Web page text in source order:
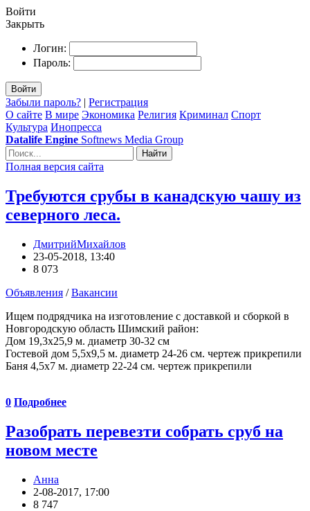
Войти
Закрыть
Логин:
Пароль:
Войти
Забыли пароль? | Регистрация
О сайте В мире Экономика Религия Криминал Спорт
Культура Инопресса
Datalife Engine Softnews Media Group
Найти
Полная версия сайта
Требуются срубы в канадскую чашу из
северного леса.
ДмитрийМихайлов
23-05-2018, 13:40
8 073
Объявления /Вакансии
Ищем подрядчика на изготовление с доставкой и сборкой в
Новгородскую область Шимский район:
Дом 19,3х25,9 м. диаметр 30-32 см
Гостевой дом 5,5х9,5 м. диаметр 24-26 см. чертеж прикрепили
Баня 4,5х7 м. диаметр 22-24 см. чертеж прикрепили
0 Подробнее
Разобрать перевезти собрать сруб на
новом месте
Анна
2-08-2017, 17:00
8 747